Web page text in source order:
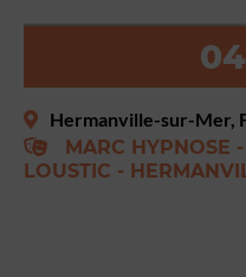
04
Hermanville-sur-Mer,
MARC HYPNOSE
LOUSTIC -